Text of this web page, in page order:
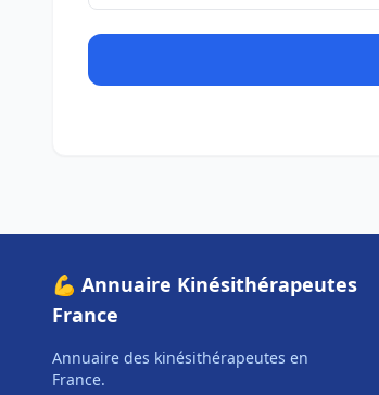
💪 Annuaire Kinésithérapeutes
France
Annuaire des kinésithérapeutes en
France.